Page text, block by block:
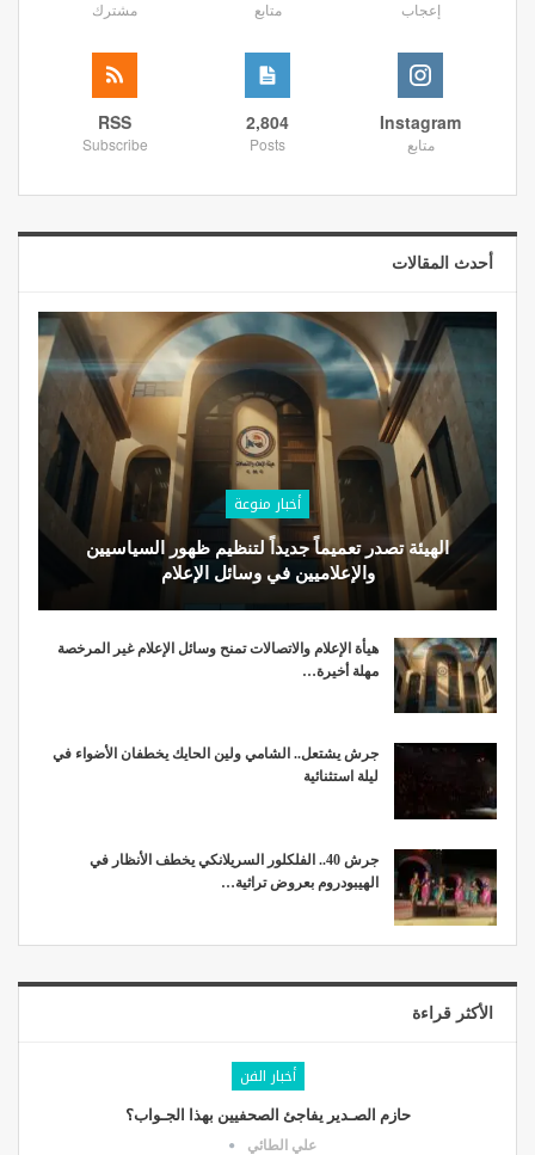
إعجاب متابع مشترك
Instagram
متابع
2,804
Posts
RSS
Subscribe
أحدث المقالات
أخبار منوعة
الهيئة تصدر تعميماً جديداً لتنظيم ظهور السياسيين
والإعلاميين في وسائل الإعلام
هيأة الإعلام والاتصالات تمنح وسائل الإعلام غير المرخصة
مهلة أخيرة…
جرش يشتعل.. الشامي ولين الحايك يخطفان الأضواء في
ليلة استثنائية
جرش 40.. الفلكلور السريلانكي يخطف الأنظار في
الهيبودروم بعروض تراثية…
الأكثر قراءة
أخبار الفن
حازم الصـدير يفاجئ الصحفيين بهذا الجـواب؟
علي الطائي